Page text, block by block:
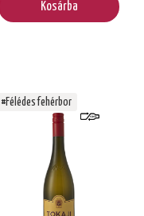
Kosárba
#Félédes fehérbor